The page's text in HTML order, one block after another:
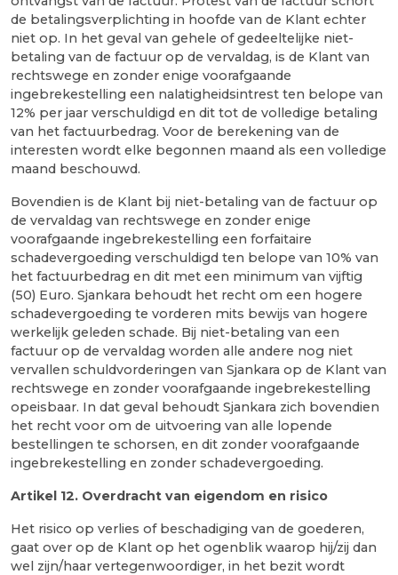
de betalingsverplichting in hoofde van de Klant echter
niet op. In het geval van gehele of gedeeltelijke niet-
betaling van de factuur op de vervaldag, is de Klant van
rechtswege en zonder enige voorafgaande
ingebrekestelling een nalatigheidsintrest ten belope van
12% per jaar verschuldigd en dit tot de volledige betaling
van het factuurbedrag. Voor de berekening van de
interesten wordt elke begonnen maand als een volledige
maand beschouwd.
Bovendien is de Klant bij niet-betaling van de factuur op
de vervaldag van rechtswege en zonder enige
voorafgaande ingebrekestelling een forfaitaire
schadevergoeding verschuldigd ten belope van 10% van
het factuurbedrag en dit met een minimum van vijftig
(50) Euro. Sjankara behoudt het recht om een hogere
schadevergoeding te vorderen mits bewijs van hogere
werkelijk geleden schade. Bij niet-betaling van een
factuur op de vervaldag worden alle andere nog niet
vervallen schuldvorderingen van Sjankara op de Klant van
rechtswege en zonder voorafgaande ingebrekestelling
opeisbaar. In dat geval behoudt Sjankara zich bovendien
het recht voor om de uitvoering van alle lopende
bestellingen te schorsen, en dit zonder voorafgaande
ingebrekestelling en zonder schadevergoeding.
Artikel 12. Overdracht van eigendom en risico
Het risico op verlies of beschadiging van de goederen,
gaat over op de Klant op het ogenblik waarop hij/zij dan
wel zijn/haar vertegenwoordiger, in het bezit wordt